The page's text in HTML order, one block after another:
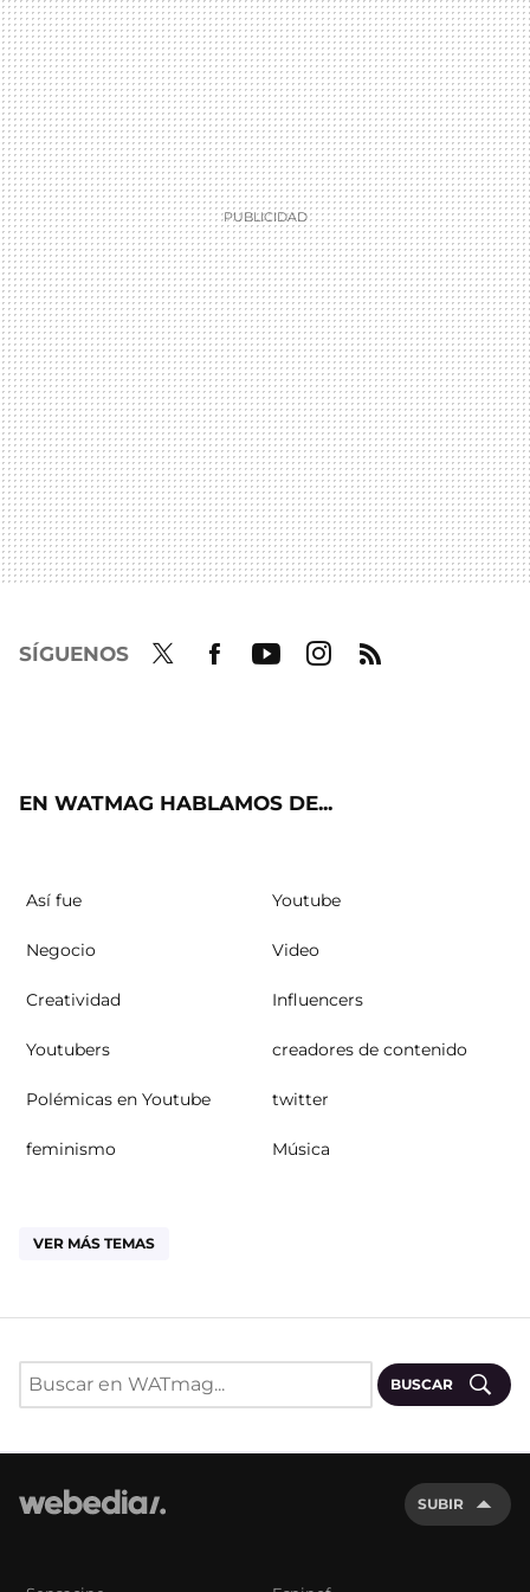
SÍGUENOS
EN WATMAG HABLAMOS DE...
Así fue Youtube
Negocio Video
Creatividad Influencers
Youtubers creadores de contenido
Polémicas en Youtube twitter
feminismo Música
VER MÁS TEMAS
BUSCAR
SUBIR